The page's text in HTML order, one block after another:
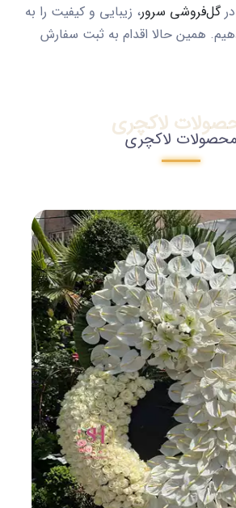
گل‌فروشی سرور، زیبایی و کیفیت را به
همین حالا اقدام به ثبت سفارش
محصولات لاکچری
لاکچری